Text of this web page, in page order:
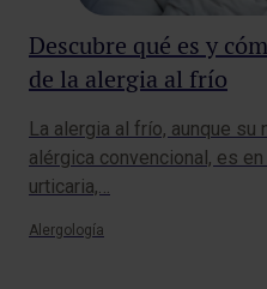
Descubre qué es y
de la alergia al frío
La alergia al frío, aunque su
alérgica convencional, es
urticaria,…
Alergología